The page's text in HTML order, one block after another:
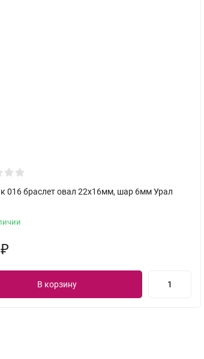
016 браслет овал 22х16мм, шар 6мм Урал
₽
В корзину